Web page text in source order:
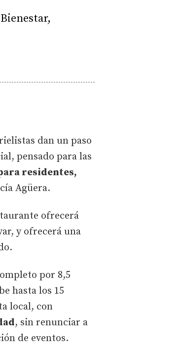
dan un paso
pensado para las
residentes,
Agüera.
ofrecerá
y ofrecerá una
por 8,5
hasta los 15
local, con
, sin renunciar a
de eventos.